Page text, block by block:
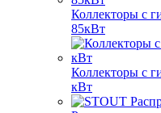
Коллекторы с
85кВт
Коллекторы с
кВт